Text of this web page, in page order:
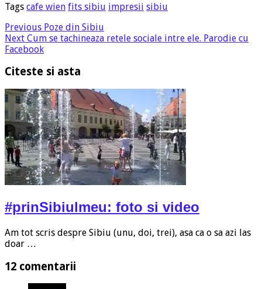
Tags cafe wien fits sibiu impresii sibiu
Previous Poze din Sibiu
Next Cum se tachineaza retele sociale intre ele. Parodie cu
Facebook
Citeste si asta
#prinSibiulmeu: foto si video
Am tot scris despre Sibiu (unu, doi, trei), asa ca o sa azi las
doar …
12 comentarii